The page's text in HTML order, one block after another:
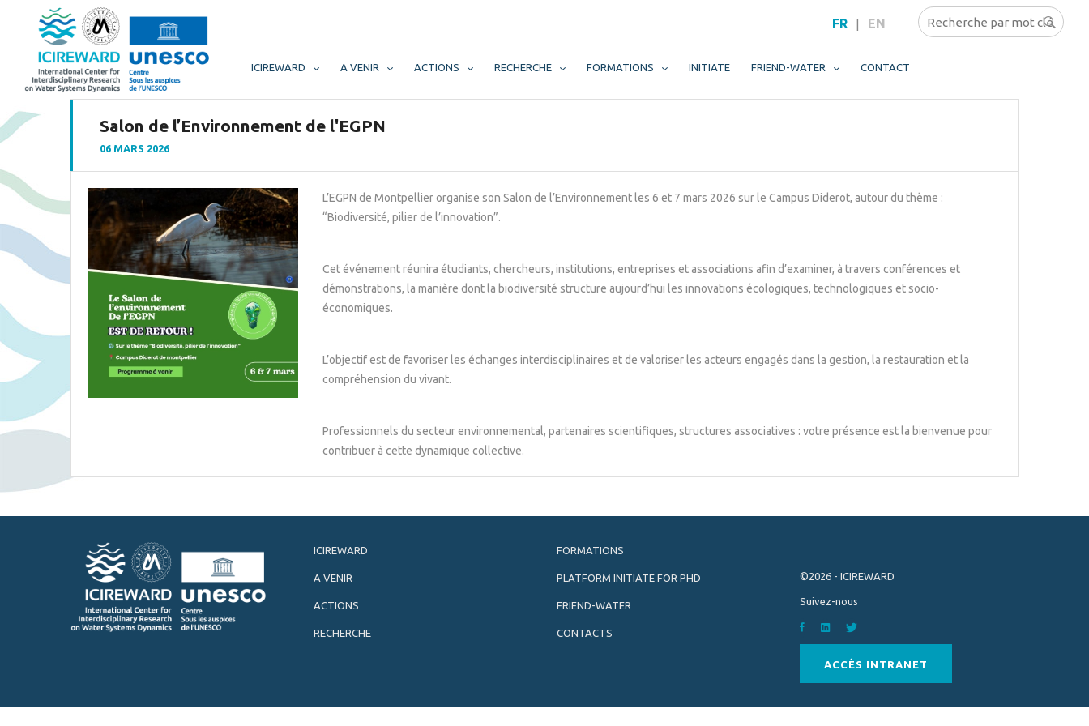
FR | EN
ICIREWARD A VENIR ACTIONS RECHERCHE FORMATIONS INITIATE FRIEND-WATER CONTACT
Salon de l’Environnement de l'EGPN
06 MARS 2026
L’EGPN de Montpellier organise son Salon de l’Environnement les 6 et 7 mars 2026 sur le Campus Diderot, autour du thème :
“Biodiversité, pilier de l’innovation”.
Cet événement réunira étudiants, chercheurs, institutions, entreprises et associations afin d’examiner, à travers conférences et
démonstrations, la manière dont la biodiversité structure aujourd’hui les innovations écologiques, technologiques et socio-
économiques.
L’objectif est de favoriser les échanges interdisciplinaires et de valoriser les acteurs engagés dans la gestion, la restauration et la
compréhension du vivant.
Professionnels du secteur environnemental, partenaires scientifiques, structures associatives : votre présence est la bienvenue pour
contribuer à cette dynamique collective.
ICIREWARD
A VENIR
ACTIONS
RECHERCHE
FORMATIONS
PLATFORM INITIATE FOR PHD
FRIEND-WATER
CONTACTS
©2026 - ICIREWARD
Suivez-nous
ACCÈS INTRANET